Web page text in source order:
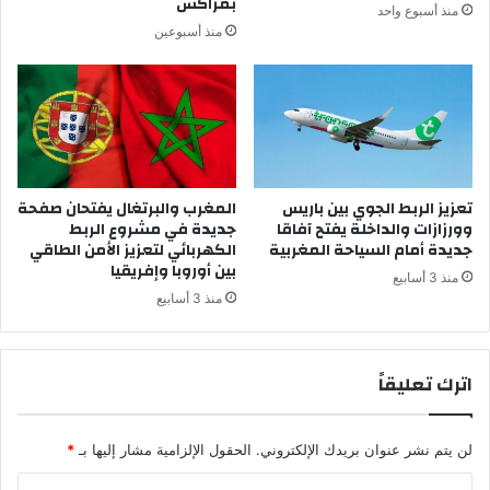
س
ق
ن
ا
ء
ا
و
ا
ي
ا
م
ي
ض
ع
ح
س
ي
ت
ه
منذ أسبوع واحد
منذ أسبوعين
تعزيز الربط الجوي بين باريس
وورزازات والداخلة يفتح آفاقا
جديدة أمام السياحة المغربية
منذ 3 أسابيع
المغرب والبرتغال يفتحان صفحة
جديدة في مشروع الربط
الكهربائي لتعزيز الأمن الطاقي
بين أوروبا وإفريقيا
منذ 3 أسابيع
اترك تعليقاً
لن يتم نشر عنوان بريدك الإلكتروني. الحقول الإلزامية مشار إليها بـ *